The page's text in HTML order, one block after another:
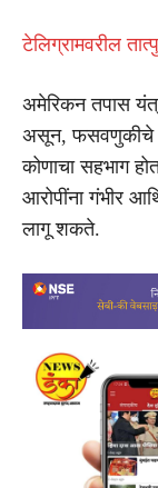
टेलिग्रामवरील
अमेरिकन तपास
असून, फसवणुकीचे
कोणाचा सहभाग
आरोपींना गंभीर
लागू शकते.